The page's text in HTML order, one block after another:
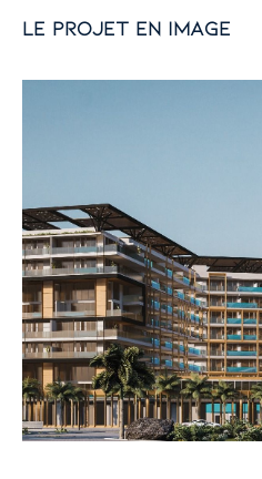
le projet en image